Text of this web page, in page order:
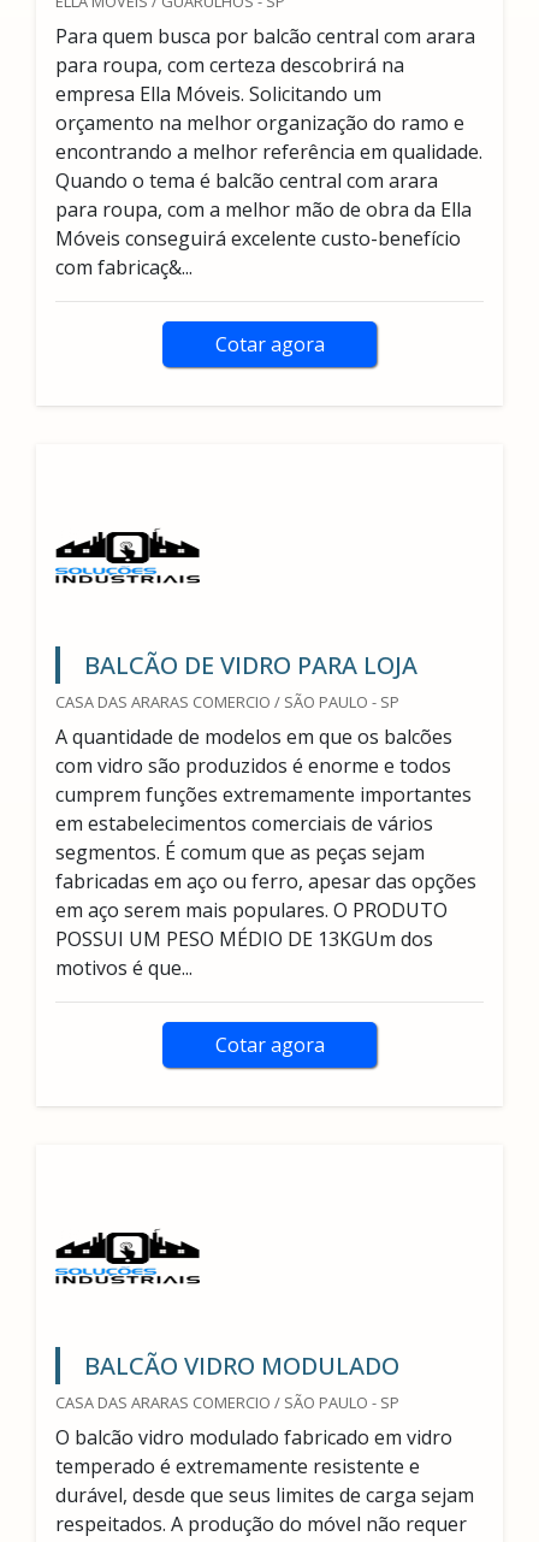
Para quem busca por balcão central com arara
para roupa, com certeza descobrirá na
empresa Ella Móveis. Solicitando um
orçamento na melhor organização do ramo e
encontrando a melhor referência em qualidade.
Quando o tema é balcão central com arara
para roupa, com a melhor mão de obra da Ella
Móveis conseguirá excelente custo-benefício
com fabricaç&...
Cotar agora
BALCÃO DE VIDRO PARA LOJA
CASA DAS ARARAS COMERCIO / SÃO PAULO - SP
A quantidade de modelos em que os balcões
com vidro são produzidos é enorme e todos
cumprem funções extremamente importantes
em estabelecimentos comerciais de vários
segmentos. É comum que as peças sejam
fabricadas em aço ou ferro, apesar das opções
em aço serem mais populares. O PRODUTO
POSSUI UM PESO MÉDIO DE 13KGUm dos
motivos é que...
Cotar agora
BALCÃO VIDRO MODULADO
CASA DAS ARARAS COMERCIO / SÃO PAULO - SP
O balcão vidro modulado fabricado em vidro
temperado é extremamente resistente e
durável, desde que seus limites de carga sejam
respeitados. A produção do móvel não requer